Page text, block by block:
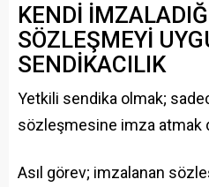
KENDİ
SÖZLEŞMEYİ
SENDİKACILIK
Yetkili sendika olmak;
sözleşmesine imza atmak
Asıl görev; imzalanan